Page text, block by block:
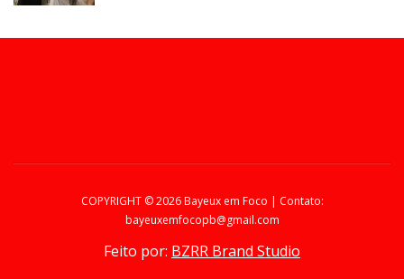
COPYRIGHT ©2026 Bayeux em Foco | Contato:
bayeuxemfocopb@gmail.com
Feito por: BZRR Brand Studio